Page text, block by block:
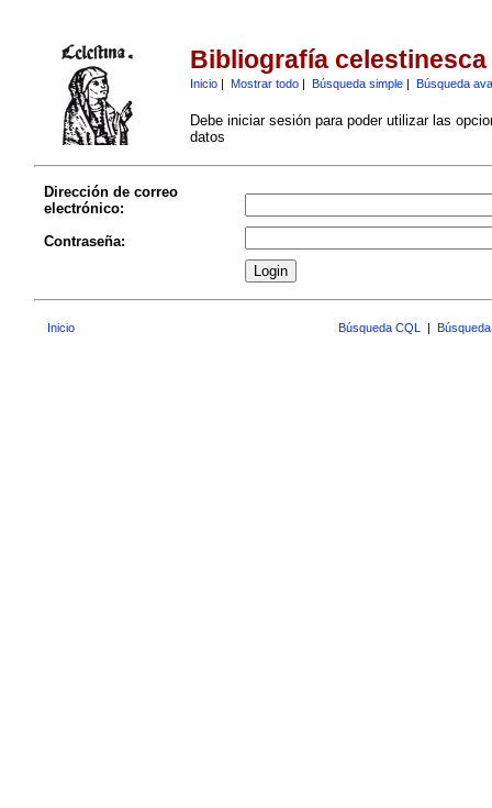
Bibliografía celestinesca
Inicio| Mostrar todo| Búsqueda simple| Búsqueda
Debe iniciar sesión para poder utilizar las
datos
Dirección de correo
electrónico:
Contraseña:
Inicio Búsqueda CQL |